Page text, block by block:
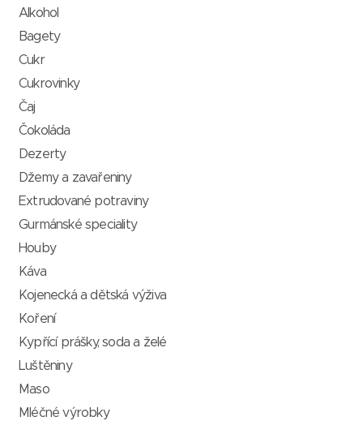
Alkohol
Bagety
Cukr
Cukrovinky
Čaj
Čokoláda
Dezerty
Džemy a zavařeniny
Extrudované potraviny
Gurmánské speciality
Houby
Káva
Kojenecká a dětská výživa
Koření
Kypřící prášky, soda a želé
Luštěniny
Maso
Mléčné výrobky